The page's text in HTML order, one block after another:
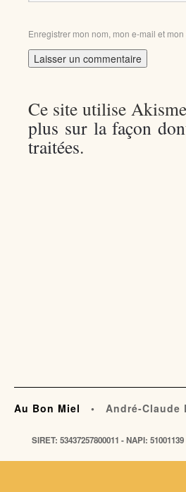
Enregistrer mon nom, mon e-mail et
Ce site utilise
plus sur la façon
traitées.
Au Bon Miel
• André-Claude
SIRET: 53437257800011 - NAPI: